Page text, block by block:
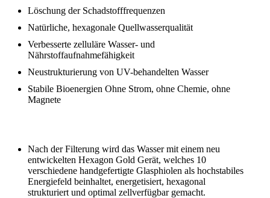
Löschung der Schadstofffrequenzen
Natürliche, hexagonale Quellwasserqualität
Verbesserte zelluläre Wasser- und
Nährstoffaufnahmefähigkeit
Neustrukturierung von UV-behandelten Wasser
Stabile Bioenergien Ohne Strom, ohne Chemie, ohne
Magnete
Nach der Filterung wird das Wasser mit einem neu
entwickelten Hexagon Gold Gerät, welches 10
verschiedene handgefertigte Glasphiolen als hochstabiles
Energiefeld beinhaltet, energetisiert, hexagonal
strukturiert und optimal zellverfügbar gemacht.